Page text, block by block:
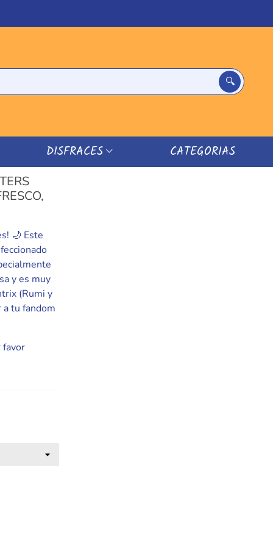
DISFRACES CATEGORIAS
🌙 Este
y es muy
(Rumi y
tu fandom
favor